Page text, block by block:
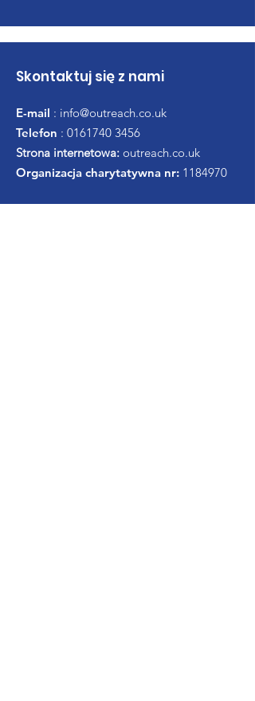
Skontaktuj się z nami
E-mail : info@outreach.co.uk
Telefon : 0161740 3456
Strona internetowa: outreach.co.uk
Organizacja charytatywna nr: 1184970